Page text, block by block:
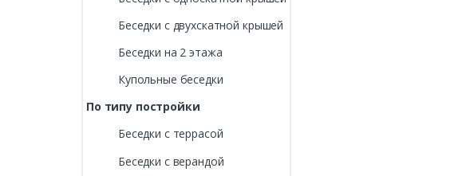
Беседки с двухскатной крышей
Беседки на 2 этажа
Купольные беседки
По типу постройки
Беседки с террасой
Беседки с верандой